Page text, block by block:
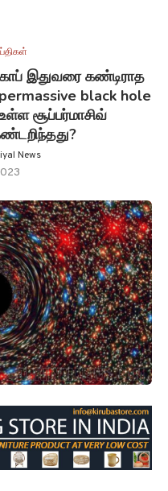
இதுவரை கண்டிராத
black hole
சூப்பர்மாசிவ்
News